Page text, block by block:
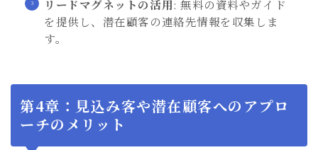
リードマグネットの活用: 無料の資料やガイド
を提供し、潜在顧客の連絡先情報を収集しま
す。
第4章：見込み客や潜在顧客へのアプロ
ーチのメリット